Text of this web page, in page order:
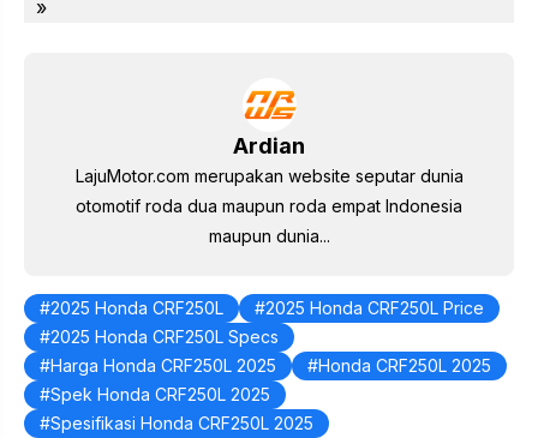
»
Ardian
LajuMotor.com merupakan website seputar dunia
otomotif roda dua maupun roda empat Indonesia
maupun dunia...
2025 Honda CRF250L
2025 Honda CRF250L Price
2025 Honda CRF250L Specs
Harga Honda CRF250L 2025
Honda CRF250L 2025
Spek Honda CRF250L 2025
Spesifikasi Honda CRF250L 2025